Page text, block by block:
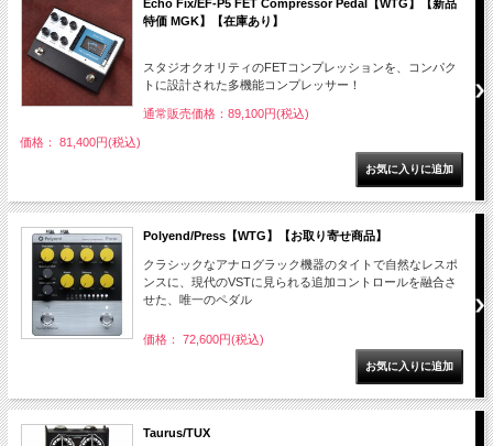
Echo Fix/EF-P5 FET Compressor Pedal【WTG】【新品
特価 MGK】【在庫あり】
スタジオクオリティのFETコンプレッションを、コンパク
トに設計された多機能コンプレッサー！
通常販売価格：89,100円(税込)
価格： 81,400円(税込)
Polyend/Press【WTG】【お取り寄せ商品】
クラシックなアナログラック機器のタイトで自然なレスポ
ンスに、現代のVSTに見られる追加コントロールを融合さ
せた、唯一のペダル
価格： 72,600円(税込)
Taurus/TUX